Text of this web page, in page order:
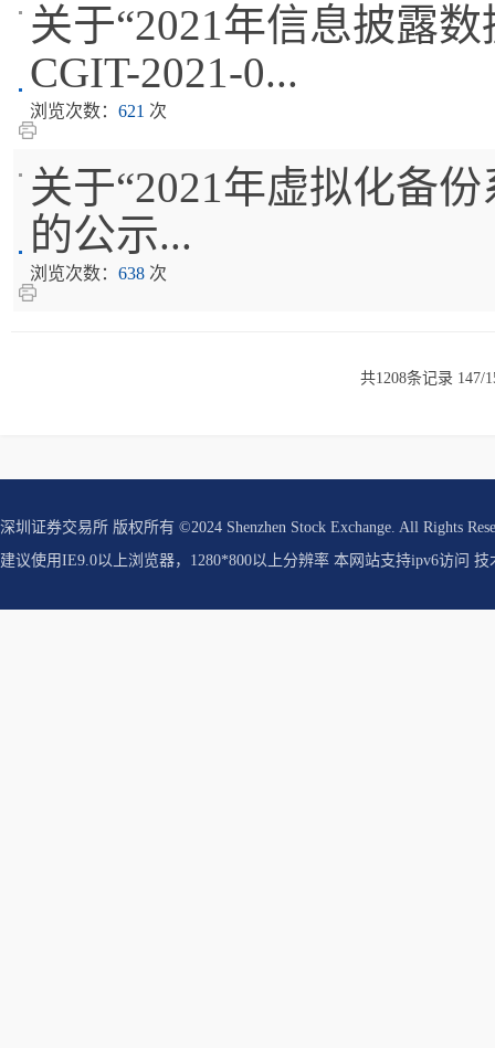
关于“2021年信息披露
CGIT-2021-0...
浏览次数： 621 次
关于“2021年虚拟化备
的公示...
浏览次数： 638 次
共1208条记录 147/
深圳证券交易所 版权所有 ©2024 Shenzhen Stock Exchange. All Rights
建议使用IE9.0以上浏览器，1280*800以上分辨率 本网站支持ipv6访问 技